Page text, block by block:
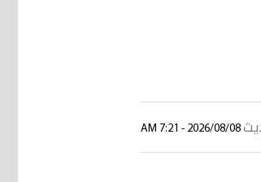
2026/08/08 - 7:21 AM